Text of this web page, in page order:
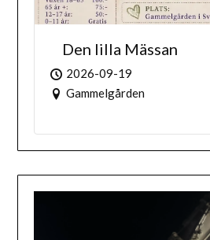
Den lilla Mässan
2026-09-19
Gammelgården